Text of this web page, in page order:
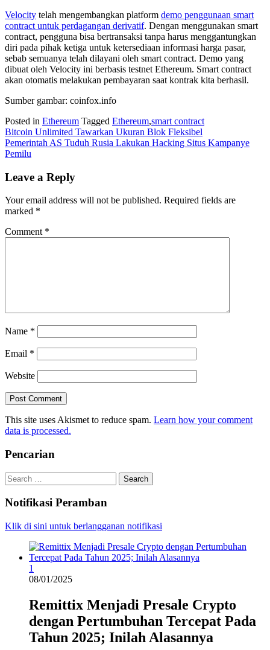
Velocity telah mengembangkan platform demo penggunaan smart
contract untuk perdagangan derivatif. Dengan menggunakan smart
contract, pengguna bisa bertransaksi tanpa harus menggantungkan
diri pada pihak ketiga untuk ketersediaan informasi harga pasar,
sebab semuanya telah dilayani oleh smart contract. Demo yang
dibuat oleh Velocity ini berbasis testnet Ethereum. Smart contract
akan otomatis melakukan pembayaran saat kontrak kita berhasil.
Sumber gambar: coinfox.info
Posted in Ethereum Tagged Ethereum,smart contract
Post
navigation
Bitcoin Unlimited Tawarkan Ukuran Blok Fleksibel
Pemerintah AS Tuduh Rusia Lakukan Hacking Situs Kampanye
Pemilu
Leave a Reply
Your email address will not be published. Required fields are
marked *
Comment *
Name *
Email *
Website
This site uses Akismet to reduce spam. Learn how your comment
data is processed.
Pencarian
Search
for:
Notifikasi Peramban
Klik di sini untuk berlangganan notifikasi
1
08/01/2025
Remittix Menjadi Presale Crypto
dengan Pertumbuhan Tercepat Pada
Tahun 2025; Inilah Alasannya